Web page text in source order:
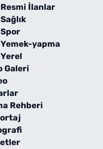
Resmi İlanlar
Sağlık
Spor
Yemek-yapma
Yerel
Galeri
Rehberi